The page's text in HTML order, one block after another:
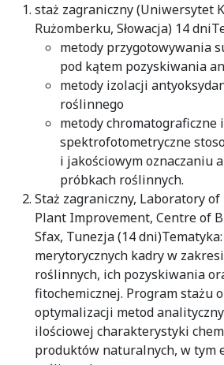
staż zagraniczny (Uniwersytet
Rużomberku, Słowacja) 14
metody przygotowywania
pod kątem pozyskiwania
metody izolacji
roślinnego
metody chromatograficzne i
spektrofotometryczne
i jakościowym oznaczaniu
próbkach roślinnych.
Staż zagraniczny, Laboratory
Plant Improvement, Centre of
Sfax, Tunezja (14
merytorycznych kadry w
roślinnych, ich pozyskiwania
fitochemicznej. Program stażu
optymalizacji metod
ilościowej charakterystyki
produktów naturalnych, w tym